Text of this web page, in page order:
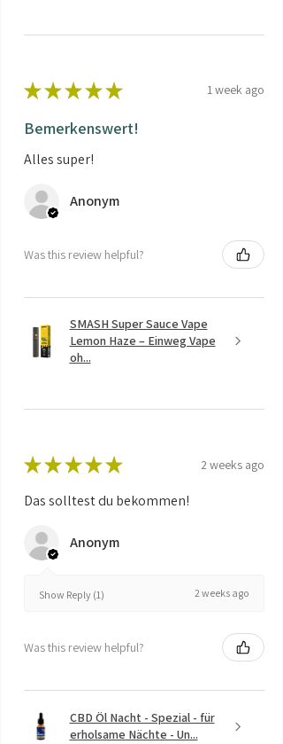
★ ★ ★ ★ ★ 1 week ago
Bemerkenswert!
Alles super!
Anonym
Was this review helpful?
SMASH Super Sauce Vape
Lemon Haze – Einweg Vape
oh...
★ ★ ★ ★ ★ 2 weeks ago
Das solltest du bekommen!
Anonym
Show Reply (1) 2 weeks ago
Was this review helpful?
CBD Öl Nacht - Spezial - für
erholsame Nächte - Un...